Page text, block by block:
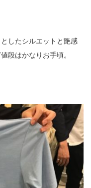
したシルエットと艶感
段はかなりお手頃。